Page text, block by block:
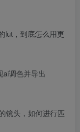
lut，到底怎么用更
ai调色并导出
镜头，如何进行匹